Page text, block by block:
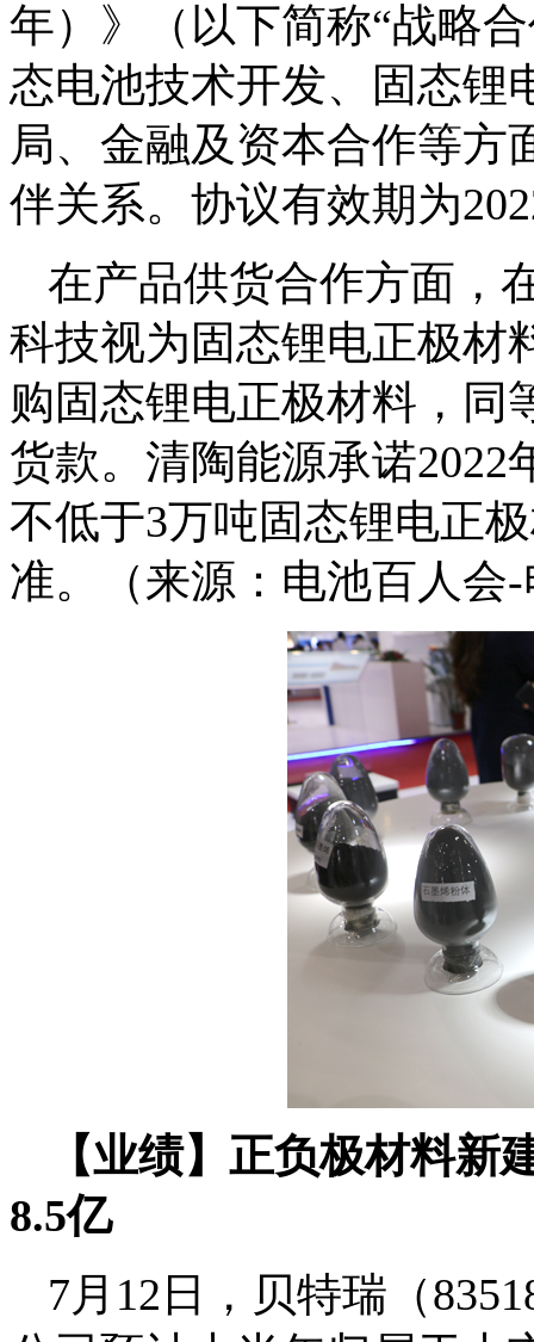
年）》（以下简称“战略
态电池技术开发、固态锂
局、金融及资本合作等方
伴关系。协议有效期为
在产品供货合作方面，
科技视为固态锂电正极材
购固态锂电正极材料，同
货款。清陶能源承诺2022
不低于3万吨固态锂电正
准。（来源：电池百人会
【业绩】正负极材料
8.5亿
7月12日，贝特瑞（